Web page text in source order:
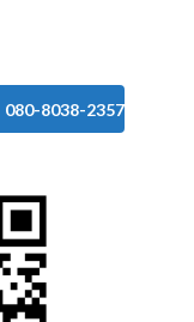
080-8038-2357